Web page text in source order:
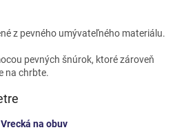
z pevného umývateľného materiálu.
pevných šnúrok, ktoré zároveň
na chrbte.
Vrecká na obuv